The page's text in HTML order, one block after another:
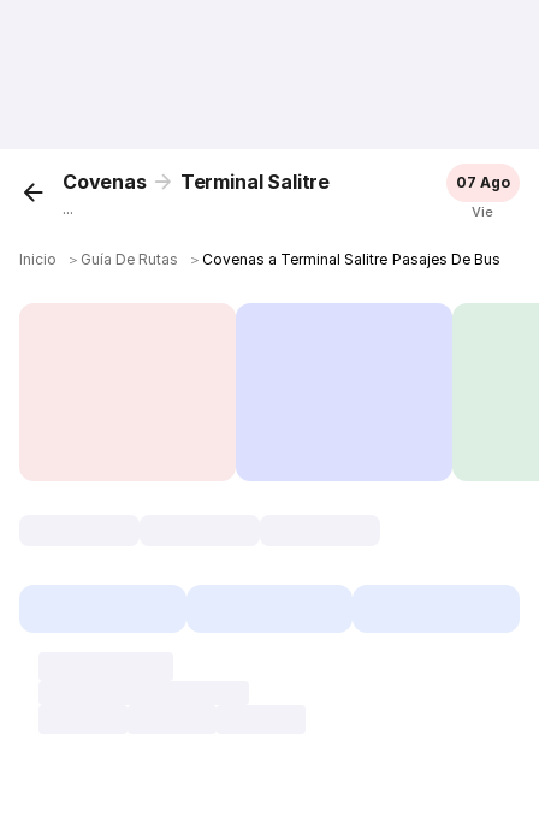
Covenas Terminal Salitre
...
07 Ago
Vie
Inicio ＞ Guía De Rutas ＞Covenas a Terminal Salitre Pasajes De Bus